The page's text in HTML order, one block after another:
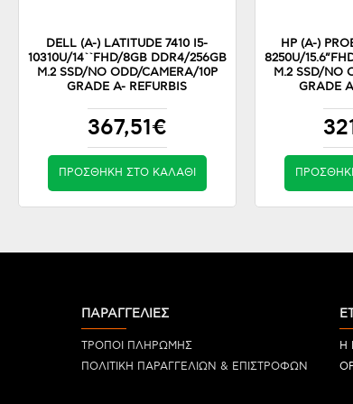
DELL (A-) LATITUDE 7410 I5-
10310U/14``FHD/8GB DDR4/256GB
M.2 SSD/NO ODD/CAMERA/10P
GRADE A- REFURBIS
367,51€
ΠΡΟΣΘΉΚΗ ΣΤΟ ΚΑΛΆΘΙ
HP (A-)
8250U/
M.2 SSD/NO
GRADE
ΠΑΡΑΓΓΕΛΙΕΣ
ΤΡΟΠΟΙ ΠΛΗΡΩΜΗΣ
ΠΟΛΙΤΙΚΗ ΠΑΡΑΓΓΕΛΙΩΝ & ΕΠΙΣΤΡΟΦΩΝ
Η